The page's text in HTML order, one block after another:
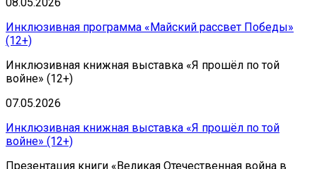
Инклюзивная программа «Майский рассвет Победы»
(12+)
Инклюзивная книжная выставка «Я прошёл по той
войне» (12+)
07.05.2026
Инклюзивная книжная выставка «Я прошёл по той
войне» (12+)
Презентация книги «Великая Отечественная война в